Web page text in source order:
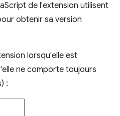
de l'extension utilisent
obtenir sa version
lorsqu'elle est
ne comporte toujours
: